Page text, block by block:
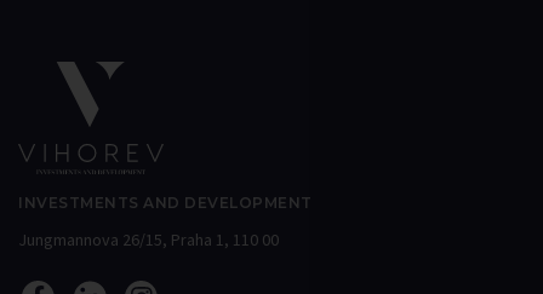
INVESTMENTS AND DEVELOPMENT
Jungmannova 26/15, Praha 1, 110 00